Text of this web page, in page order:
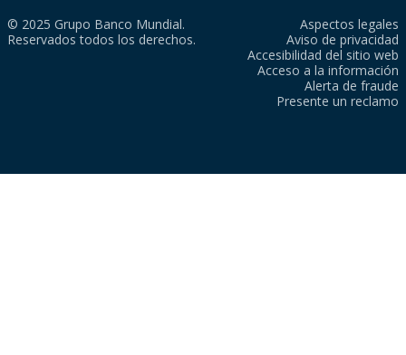
© 2025 Grupo Banco Mundial.
Reservados todos los derechos.
Aspectos legales
Aviso de privacidad
Accesibilidad del sitio web
Acceso a la información
Alerta de fraude
Presente un reclamo